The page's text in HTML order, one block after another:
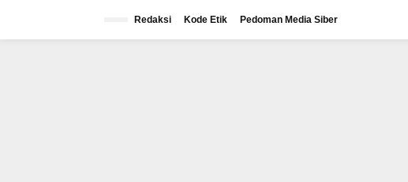
Redaksi Kode Etik Pedoman Media Siber